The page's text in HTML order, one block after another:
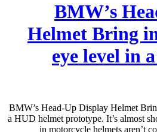
BMW’s
Helmet Bring
eye level in
BMW’s Head-Up Display Helmet
a HUD helmet prototype. It’s almost
in motorcycle helmets aren’t